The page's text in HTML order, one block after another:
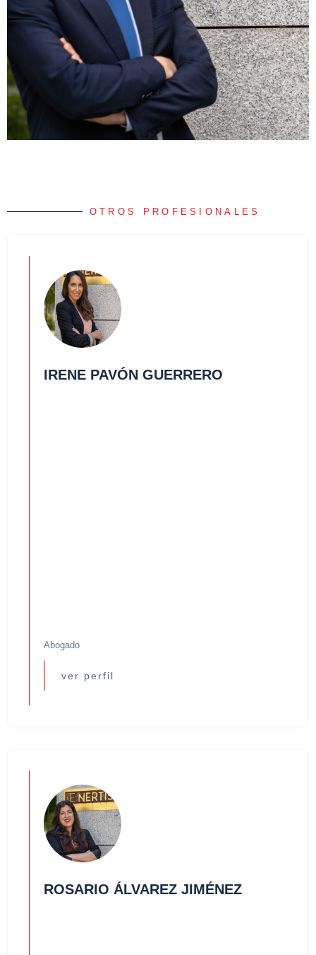
OTROS PROFESIONALES
IRENE PAVÓN GUERRERO
Abogado
ver perfil
ROSARIO ÁLVAREZ JIMÉNEZ